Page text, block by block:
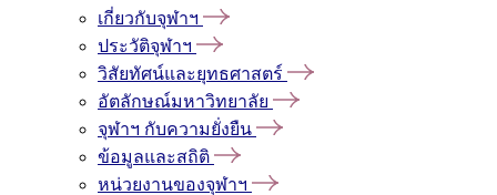
เกี่ยวกับจุฬาฯ
ประวัติจุฬาฯ
วิสัยทัศน์และยุทธศาสตร์
อัตลักษณ์มหาวิทยาลัย
จุฬาฯ กับความยั่งยืน
ข้อมูลและสถิติ
หน่วยงานของจุฬาฯ